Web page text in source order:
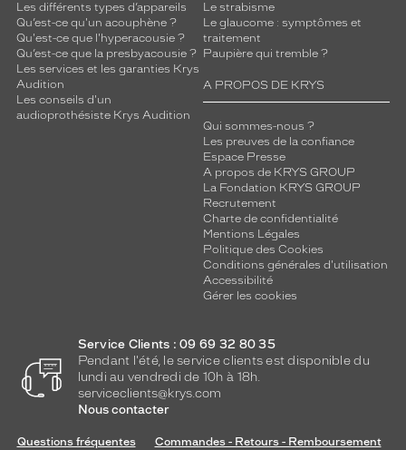
Les différents types d’appareils
Qu’est-ce qu'un acouphène ?
Qu'est-ce que l'hyperacousie ?
Qu’est-ce que la presbyacousie ?
Les services et les garanties Krys
Audition
Les conseils d'un
audioprothésiste Krys Audition
Le strabisme
Le glaucome : symptômes et
traitement
Paupière qui tremble ?
A PROPOS DE KRYS
Qui sommes-nous ?
Les preuves de la confiance
Espace Presse
A propos de KRYS GROUP
La Fondation KRYS GROUP
Recrutement
Charte de confidentialité
Mentions Légales
Politique des Cookies
Conditions générales d'utilisation
Accessibilité
Gérer les cookies
Service Clients : 09 69 32 80 35
Pendant l'été, le service clients est disponible du
lundi au vendredi de 10h à 18h.
serviceclients@krys.com
Nous contacter
Questions fréquentes
Commandes - Retours - Remboursement